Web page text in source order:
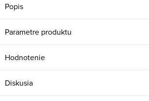
Popis
Parametre produktu
Hodnotenie
Diskusia